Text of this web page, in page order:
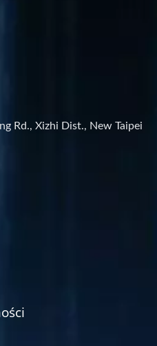
Rd., Xizhi Dist., New Taipei